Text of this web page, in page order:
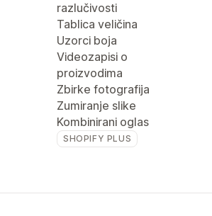
razlučivosti
Tablica veličina
Uzorci boja
Videozapisi o
proizvodima
Zbirke fotografija
Zumiranje slike
Kombinirani oglas
SHOPIFY PLUS